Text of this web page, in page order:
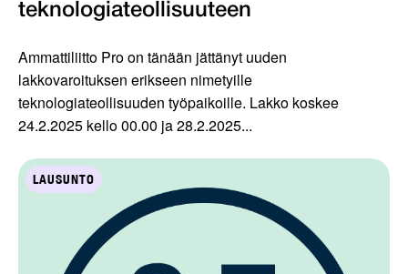
teknologiateollisuuteen
Ammattiliitto Pro on tänään jättänyt uuden
lakkovaroituksen erikseen nimetyille
teknologiateollisuuden työpaikoille. Lakko koskee
24.2.2025 kello 00.00 ja 28.2.2025...
LAUSUNTO